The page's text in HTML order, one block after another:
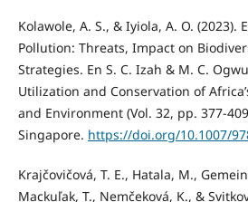
Kolawole, A. S., & Iyiola, A. O. (2023).
Pollution: Threats, Impact on
Strategies. En S. C. Izah & M. C.
Utilization and Conservation of
and Environment (Vol. 32, pp. 377-
Singapore. https://doi.org/10.1007/
Krajčovičová, T. E., Hatala, M.,
Mackuľak, T., Nemčeková, K., &